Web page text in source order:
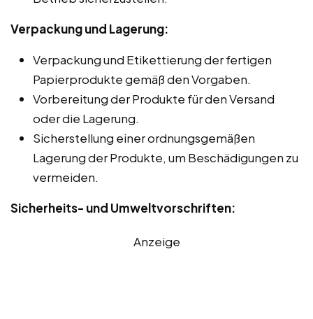
Verpackung und Lagerung:
Verpackung und Etikettierung der fertigen
Papierprodukte gemäß den Vorgaben.
Vorbereitung der Produkte für den Versand
oder die Lagerung.
Sicherstellung einer ordnungsgemäßen
Lagerung der Produkte, um Beschädigungen zu
vermeiden.
Sicherheits- und Umweltvorschriften:
Anzeige